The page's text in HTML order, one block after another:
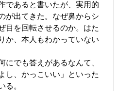
であると書いたが、実用的
が出てきた。なぜ鼻からシ
目を回転させるのか。はた
か、本人もわかっていない
にでも答えがあるなんて、
し、かっこいい」といった
る。